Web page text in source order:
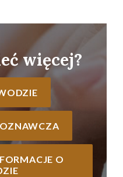
więcej?
O